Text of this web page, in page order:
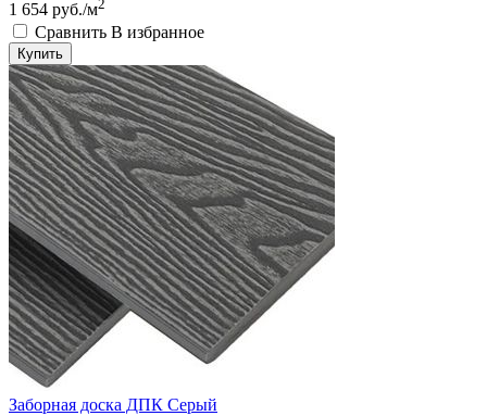
1 654 руб./м2
Сравнить В избранное
Купить
Заборная доска ДПК Серый